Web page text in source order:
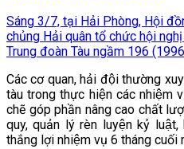
Sáng 3/7, tại Hải Phòng, Hội
chủng Hải quân tổ chức hội
Trung đoàn Tàu ngầm 196
Các cơ quan, hải đội thường
tàu trong thực hiện các nhiệm
chẽ góp phần nâng cao chất
quy, quản lý rèn luyện kỷ
thắng lợi nhiệm vụ 6 tháng cuối